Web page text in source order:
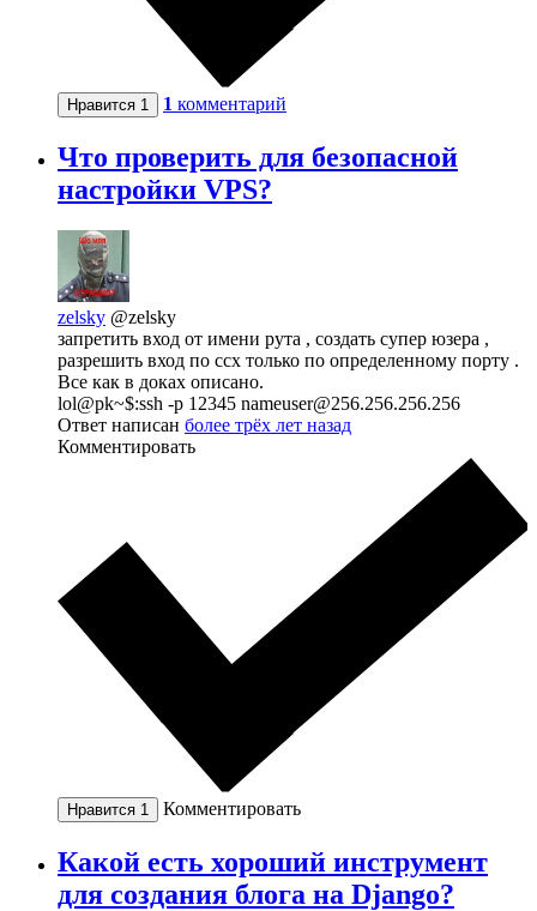
Нравится 1 1 комментарий
Что проверить для безопасной
настройки VPS?
zelsky @zelsky
запретить вход от имени рута , создать супер юзера ,
разрешить вход по ссх только по определенному порту .
Все как в доках описано.
lol@pk~$:ssh -p 12345 nameuser@256.256.256.256
Ответ написан более трёх лет назад
Комментировать
Нравится 1 Комментировать
Какой есть хороший инструмент
для создания блога на Django?